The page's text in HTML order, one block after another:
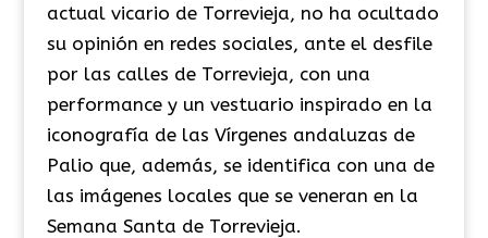
actual vicario de Torrevieja, no ha ocultado
su opinión en redes sociales, ante el desfile
por las calles de Torrevieja, con una
performance y un vestuario inspirado en la
iconografía de las Vírgenes andaluzas de
Palio que, además, se identifica con una de
las imágenes locales que se veneran en la
Semana Santa de Torrevieja.